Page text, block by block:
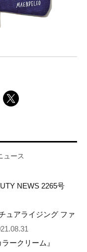
ュース
NEWS 2265号
ュアライジング ファ
ークリーム』